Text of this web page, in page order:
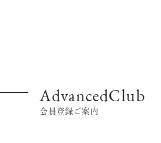
AdvancedClub
会員登録ご案内